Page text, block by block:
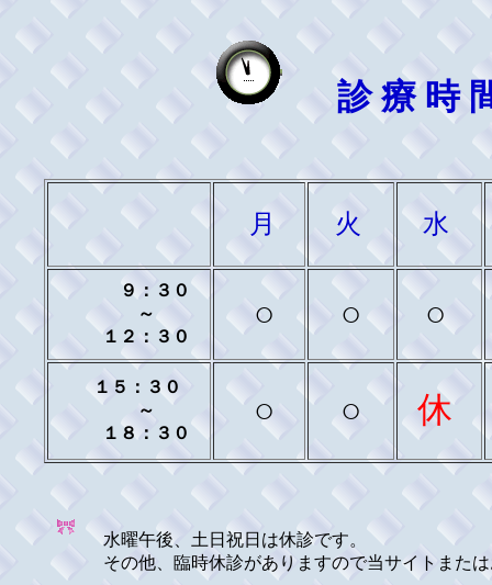
診 療 時
月 火 水
９：３０
～
１２：３０
○ ○ ○
１５：３０
～
１８：３０
○ ○ 休
水曜午後、土日祝日は休診です。
その他、臨時休診がありますので当サイトまた